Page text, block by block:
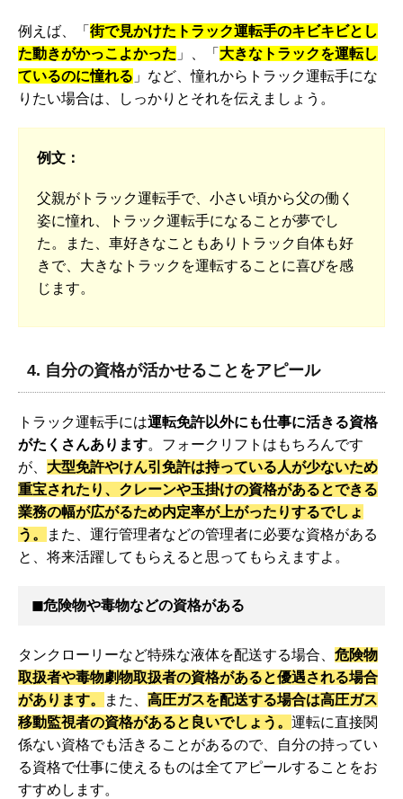
例えば、「 街で見かけたトラック運転手のキビキビとし
た動きがかっこよかった 」、「 大きなトラックを運転し
ているのに憧れる 」など、憧れからトラック運転手にな
りたい場合は、しっかりとそれを伝えましょう。
例文：
父親がトラック運転手で、小さい頃から父の働く
姿に憧れ、トラック運転手になることが夢でし
た。また、車好きなこともありトラック自体も好
きで、大きなトラックを運転することに喜びを感
じます。
4. 自分の資格が活かせることをアピール
トラック運転手には運転免許以外にも仕事に活きる資格
がたくさんあります。フォークリフトはもちろんです
が、 大型免許やけん引免許は持っている人が少ないため
重宝されたり、クレーンや玉掛けの資格があるとできる
業務の幅が広がるため内定率が上がったりするでしょ
う。
また、運行管理者などの管理者に必要な資格がある
と、将来活躍してもらえると思ってもらえますよ。
◼︎危険物や毒物などの資格がある
タンクローリーなど特殊な液体を配送する場合、 危険物
取扱者や毒物劇物取扱者の資格があると優遇される場合
があります。
また、 高圧ガスを配送する場合は高圧ガス
移動監視者の資格があると良いでしょう。 運転に直接関
係ない資格でも活きることがあるので、自分の持ってい
る資格で仕事に使えるものは全てアピールすることをお
すすめします。